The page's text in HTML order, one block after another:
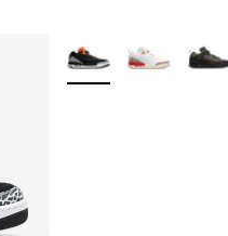
Weitere Farben